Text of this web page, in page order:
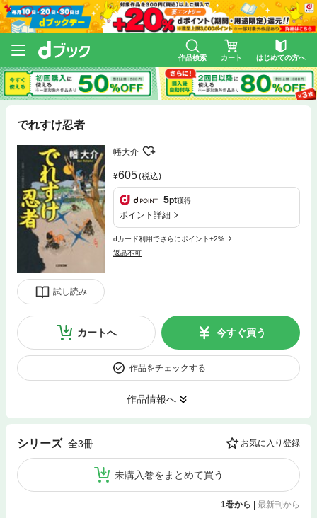
作品検索 カート はじめての方へ
でれすけ忍者
試し読み
幡大介
605(税込)
5pt獲得
ポイント詳細
dカード利用でさらにポイント+2%
返品不可
カートへ 今すぐ買う
作品をチェックする
作品情報へ
シリーズ 全3冊 お気に入り登録
未購入巻をまとめて買う
1巻から 最新刊から